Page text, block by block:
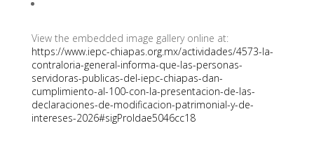
View the embedded image gallery online at:
https://www.iepc-chiapas.org.mx/actividades/4573-la-
contraloria-general-informa-que-las-personas-
servidoras-publicas-del-iepc-chiapas-dan-
cumplimiento-al-100-con-la-presentacion-de-las-
declaraciones-de-modificacion-patrimonial-y-de-
intereses-2026#sigProIdae5046cc18